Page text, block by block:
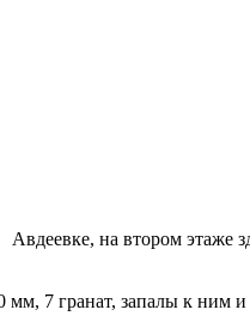
на втором этаже
7 гранат, запалы к ним и